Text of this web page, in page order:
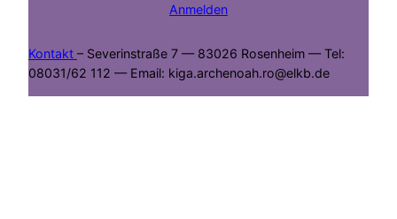
Anmelden
Kontakt – Severinstraße 7 — 83026 Rosenheim — Tel:
08031/62 112 — Email: kiga.archenoah.ro@elkb.de